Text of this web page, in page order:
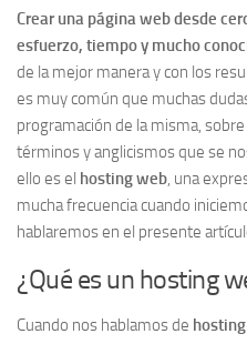
Crear una página web desde
esfuerzo, tiempo y mucho
de la mejor manera y con los
es muy común que muchas
programación de la misma,
términos y anglicismos que se
ello es el hosting web, una
mucha frecuencia cuando
hablaremos en el presente
¿Qué es un hosting
Cuando nos hablamos de